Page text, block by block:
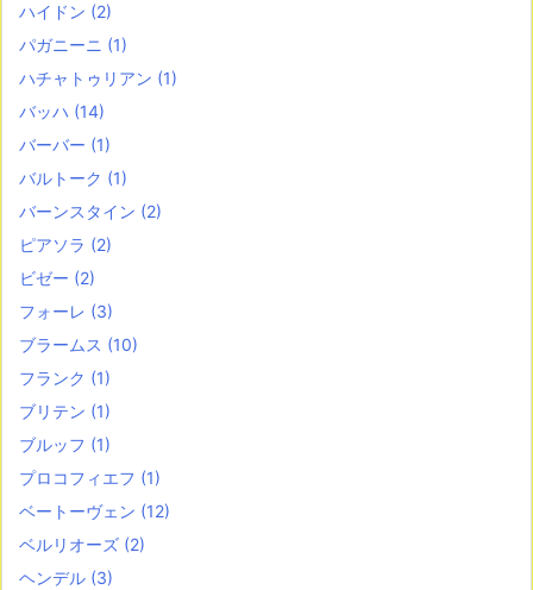
ハイドン (2)
パガニーニ (1)
ハチャトゥリアン (1)
バッハ (14)
バーバー (1)
バルトーク (1)
バーンスタイン (2)
ピアソラ (2)
ビゼー (2)
フォーレ (3)
ブラームス (10)
フランク (1)
ブリテン (1)
ブルッフ (1)
プロコフィエフ (1)
ベートーヴェン (12)
ベルリオーズ (2)
ヘンデル (3)